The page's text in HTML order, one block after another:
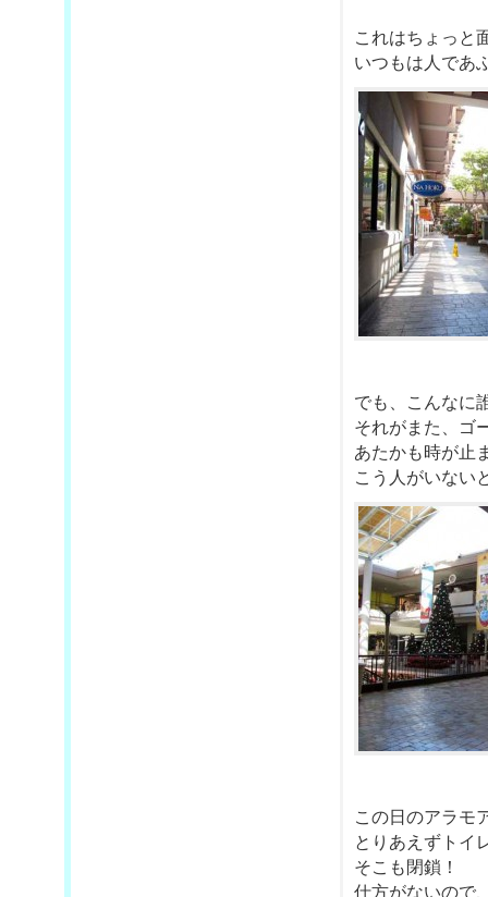
これはちょっと
いつもは人であ
でも、こんなに
それがまた、ゴ
あたかも時が止
こう人がいない
この日のアラモ
とりあえずトイ
そこも閉鎖！
仕方がないので